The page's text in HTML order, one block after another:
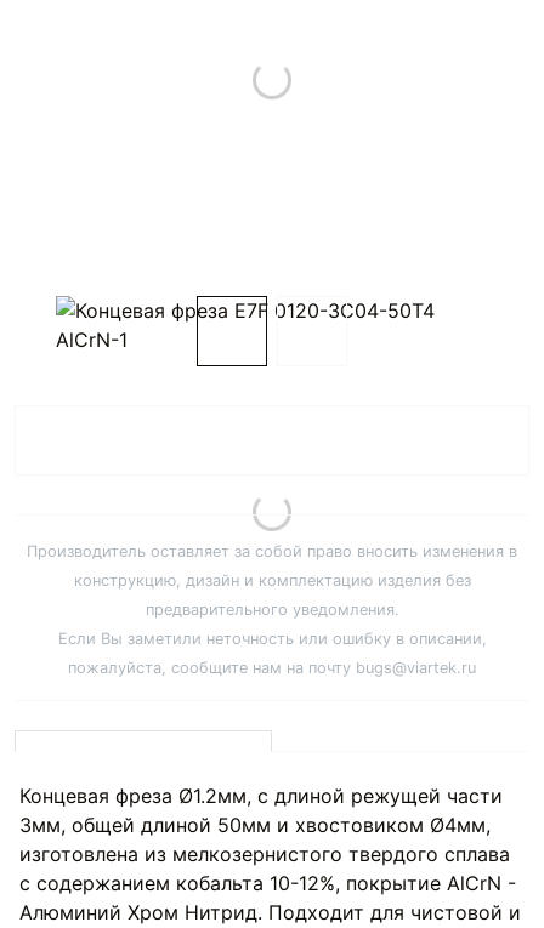
Производитель оставляет за собой право вносить изменения в
конструкцию, дизайн и комплектацию изделия без
предварительного уведомления.
Если Вы заметили неточность или ошибку в описании,
пожалуйста, сообщите нам на почту bugs@viartek.ru
Концевая фреза Ø1.2мм, с длиной режущей части
3мм, общей длиной 50мм и хвостовиком Ø4мм,
изготовлена из мелкозернистого твердого сплава
с содержанием кобальта 10-12%, покрытие AlCrN -
Алюминий Хром Нитрид. Подходит для чистовой и